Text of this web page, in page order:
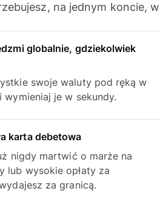
na jednym koncie, w
globalnie, gdziekolwiek
swoje waluty pod ręką w
wymieniaj je w sekundy.
karta debetowa
nigdy martwić o marże na
lub wysokie opłaty za
za granicą.